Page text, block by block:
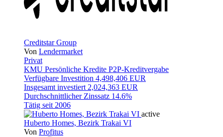
Creditstar Group
Von Lendermarket
Privat
KMU Persönliche Kredite P2P-Kreditvergabe
Verfügbare Investition 4,498,406 EUR
Insgesamt investiert 2,024,363 EUR
Durchschnittlicher Zinssatz 14.6%
Tätig seit 2006
active
Huberto Homes, Bezirk Trakai VI
Von Profitus